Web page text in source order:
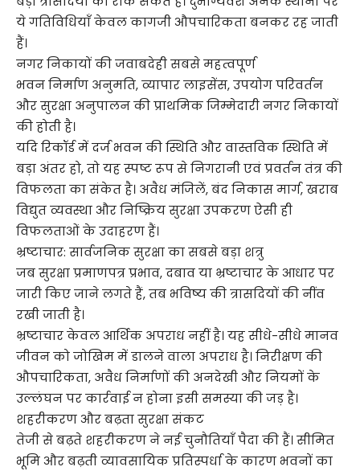
ये गतिविधियाँ केवल कागजी औपचारिकता बनकर रह जाती
हैं।
नगर निकायों की जवाबदेही सबसे महत्वपूर्ण
भवन निर्माण अनुमति, व्यापार लाइसेंस, उपयोग परिवर्तन
और सुरक्षा अनुपालन की प्राथमिक जिम्मेदारी नगर निकायों
की होती है।
यदि रिकॉर्ड में दर्ज भवन की स्थिति और वास्तविक स्थिति में
बड़ा अंतर हो, तो यह स्पष्ट रूप से निगरानी एवं प्रवर्तन तंत्र की
विफलता का संकेत है। अवैध मंजिलें, बंद निकास मार्ग, खराब
विद्युत व्यवस्था और निष्क्रिय सुरक्षा उपकरण ऐसी ही
विफलताओं के उदाहरण हैं।
भ्रष्टाचार: सार्वजनिक सुरक्षा का सबसे बड़ा शत्रु
जब सुरक्षा प्रमाणपत्र प्रभाव, दबाव या भ्रष्टाचार के आधार पर
जारी किए जाने लगते हैं, तब भविष्य की त्रासदियों की नींव
रखी जाती है।
भ्रष्टाचार केवल आर्थिक अपराध नहीं है। यह सीधे-सीधे मानव
जीवन को जोखिम में डालने वाला अपराध है। निरीक्षण की
औपचारिकता, अवैध निर्माणों की अनदेखी और नियमों के
उल्लंघन पर कार्रवाई न होना इसी समस्या की जड़ है।
शहरीकरण और बढ़ता सुरक्षा संकट
तेजी से बढ़ते शहरीकरण ने नई चुनौतियाँ पैदा की हैं। सीमित
भूमि और बढ़ती व्यावसायिक प्रतिस्पर्धा के कारण भवनों का